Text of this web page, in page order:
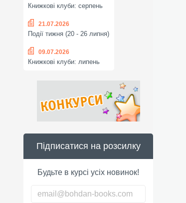
Книжкові клуби: серпень
21.07.2026
Події тижня (20 - 26 липня)
09.07.2026
Книжкові клуби: липень
Підписатися на розсилку
Будьте в курсі усіх новинок!